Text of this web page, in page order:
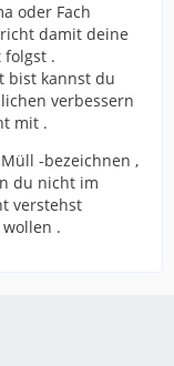
oder Fach
damit deine
.
bist kannst du
verbessern
mit .
-bezeichnen ,
du nicht im
verstehst
.